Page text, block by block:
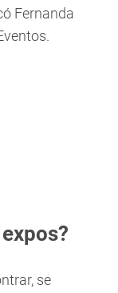
Fernanda
se